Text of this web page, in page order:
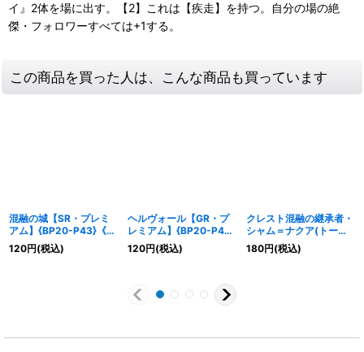
イ』2体を場に出す。【2】これは【疾走】を持つ。自分の場の絶
傑・フォロワーすべては+1する。
この商品を買った人は、こんな商品も買っています
混融の城【SR・プレミ
アム】{BP20-P43}《ナ
イトメア》
120円(税込)
ヘルヴォール【GR・プ
レミアム】{BP20-P41}
《ナイトメア》
120円(税込)
クレスト混融の継承者・
シャム＝ナクア(トーク
ン)【プレミアム】
{BP20-P65}《ナイトメ
180円(税込)